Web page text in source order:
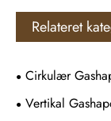
Relateret
Cirkulær
Vertikal